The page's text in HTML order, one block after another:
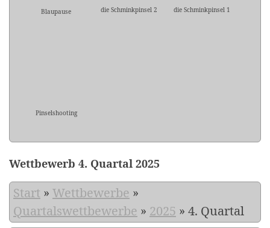
Blaupause die Schminkpinsel 2 die Schminkpinsel 1
Pinselshooting
Wettbewerb 4. Quartal 2025
Start » Wettbewerbe »
Quartalswettbewerbe » 2025 » 4. Quartal